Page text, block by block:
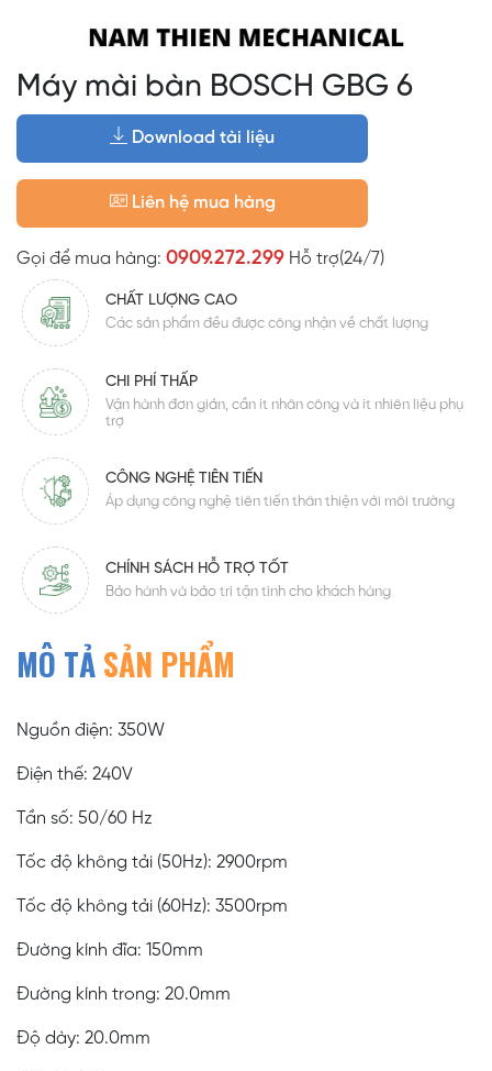
Máy mài bàn BOSCH GBG 6
Download tài liệu
Liên hệ mua hàng
Gọi để mua hàng: 0909.272.299 Hỗ trợ(24/7)
CHẤT LƯỢNG CAO
Các sản phẩm đều được công nhận về chất lượng
CHI PHÍ THẤP
Vận hành đơn giản, cần ít nhân công và ít nhiên liệu phụ
trợ
CÔNG NGHỆ TIÊN TIẾN
Áp dụng công nghệ tiên tiến thân thiện với môi trường
CHÍNH SÁCH HỖ TRỢ TỐT
Bảo hành và bảo trì tận tình cho khách hàng
MÔ TẢSẢN PHẨM
Nguồn điện: 350W
Điện thế: 240V
Tần số: 50/60 Hz
Tốc độ không tải (50Hz): 2900rpm
Tốc độ không tải (60Hz): 3500rpm
Đường kính đĩa: 150mm
Đường kính trong: 20.0mm
Độ dày: 20.0mm